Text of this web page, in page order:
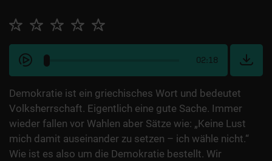
02:18
Demokratie ist ein griechisches Wort und bedeutet
Volksherrschaft. Eigentlich eine gute Sache. Immer
wieder fallen vor Wahlen aber Sätze wie: „Keine Lust
mich damit auseinander zu setzen – ich wähle nicht.“
Wie ist es also um die Demokratie bestellt. Wir